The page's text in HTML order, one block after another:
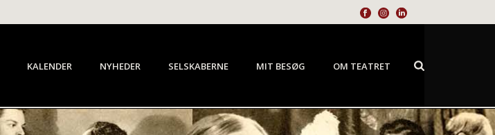
KALENDER NYHEDER SELSKABERNE MIT BESØG OM TEATRET